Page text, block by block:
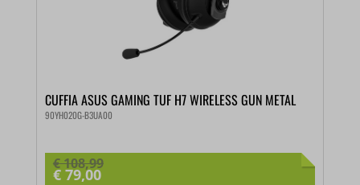
CUFFIA ASUS GAMING TUF H7 WIRELESS GUN METAL
90YH020G-B3UA00
€108,99
Il
€79,00